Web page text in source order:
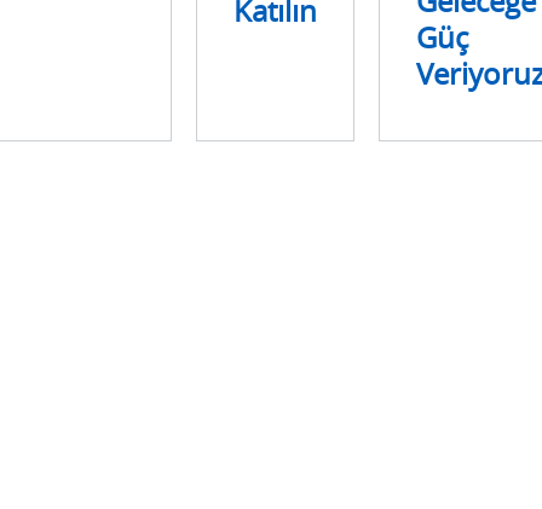
Katılın
Güç